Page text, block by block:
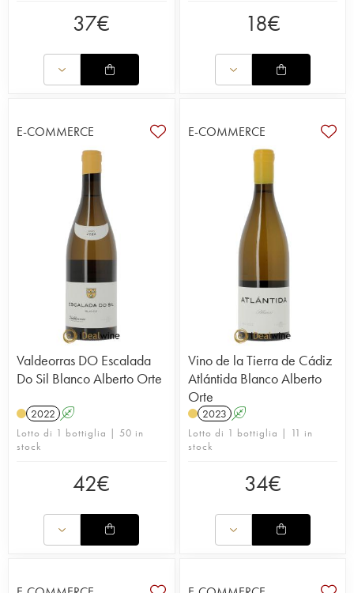
moltitudine di espressioni frutto di differenti terroir.
Un ottimo punto di riferimento per scoprire la
37€ 18€
E-COMMERCE
Valdeorras DO Escalada
Do Sil Blanco Alberto Orte
2022 A
Lotto di 1 bottiglia | 50 in
stock
42€
E-COMMERCE
Vino de la Tierra de Cádiz
Atlántida Blanco Alberto
Orte
2023 A
Lotto di 1 bottiglia | 11 in
stock
34€